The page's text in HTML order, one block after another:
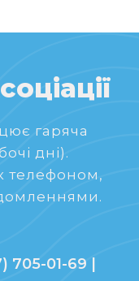
гаряча
дні).
телефоном,
705-01-69 |